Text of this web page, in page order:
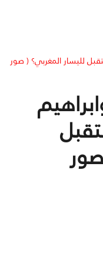
لليسار المغربي؟ ( صور